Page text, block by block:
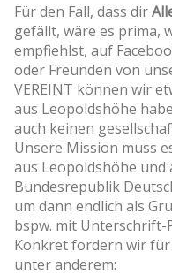
Für den Fall, dass dir
gefällt, wäre es prima,
empfiehlst, auf
oder Freunden von
VEREINT können wir
aus Leopoldshöhe
auch keinen
Unsere Mission muss
aus Leopoldshöhe
Bundesrepublik
um dann endlich als
bspw. mit Unterschrift-
Konkret fordern wir für
unter anderem: